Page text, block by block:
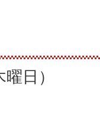
日）